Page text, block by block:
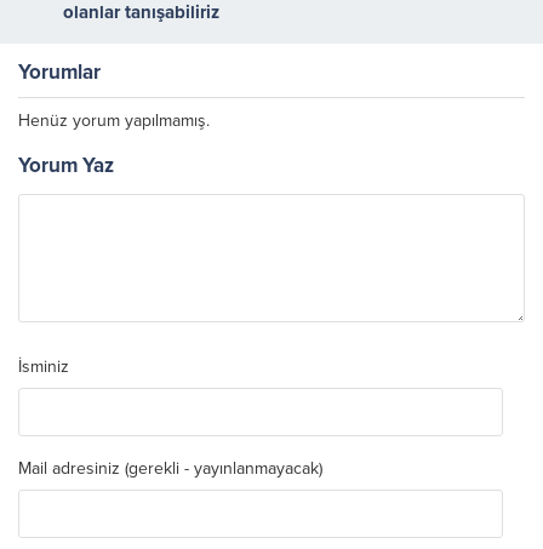
olanlar tanışabiliriz
Yorumlar
Henüz yorum yapılmamış.
Yorum Yaz
İsminiz
Mail adresiniz (gerekli - yayınlanmayacak)